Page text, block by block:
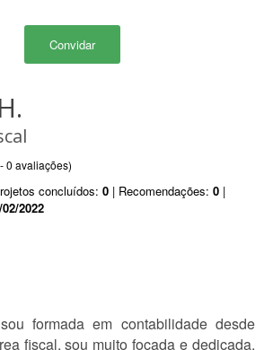
Convidar
0 avaliações)
concluídos: 0 | Recomendações: 0 |
2022
formada em contabilidade desde
fiscal, sou muito focada e dedicada.